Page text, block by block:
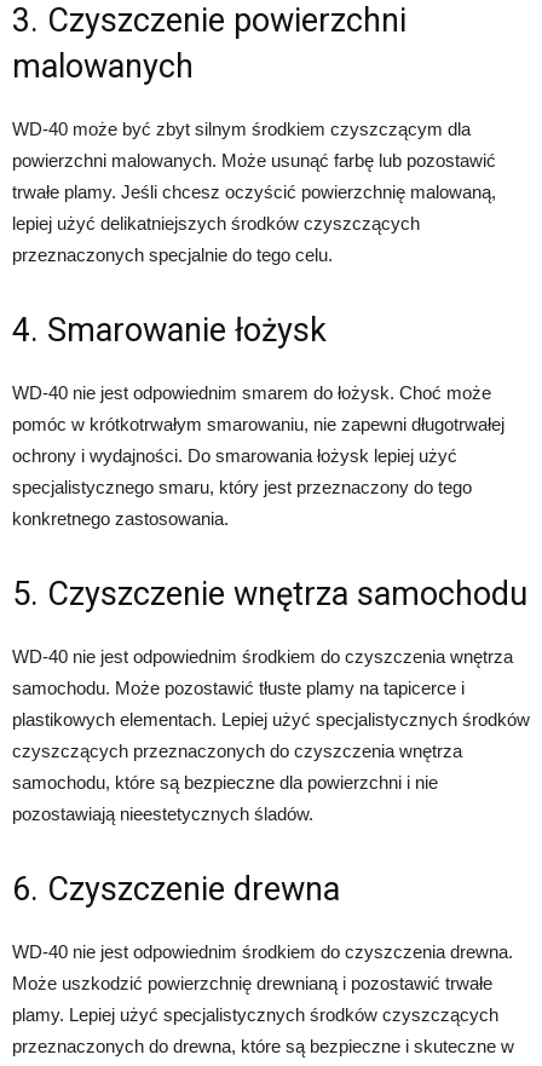
3. Czyszczenie powierzchni
malowanych
WD-40 może być zbyt silnym środkiem czyszczącym dla
powierzchni malowanych. Może usunąć farbę lub pozostawić
trwałe plamy. Jeśli chcesz oczyścić powierzchnię malowaną,
lepiej użyć delikatniejszych środków czyszczących
przeznaczonych specjalnie do tego celu.
4. Smarowanie łożysk
WD-40 nie jest odpowiednim smarem do łożysk. Choć może
pomóc w krótkotrwałym smarowaniu, nie zapewni długotrwałej
ochrony i wydajności. Do smarowania łożysk lepiej użyć
specjalistycznego smaru, który jest przeznaczony do tego
konkretnego zastosowania.
5. Czyszczenie wnętrza samochodu
WD-40 nie jest odpowiednim środkiem do czyszczenia wnętrza
samochodu. Może pozostawić tłuste plamy na tapicerce i
plastikowych elementach. Lepiej użyć specjalistycznych środków
czyszczących przeznaczonych do czyszczenia wnętrza
samochodu, które są bezpieczne dla powierzchni i nie
pozostawiają nieestetycznych śladów.
6. Czyszczenie drewna
WD-40 nie jest odpowiednim środkiem do czyszczenia drewna.
Może uszkodzić powierzchnię drewnianą i pozostawić trwałe
plamy. Lepiej użyć specjalistycznych środków czyszczących
przeznaczonych do drewna, które są bezpieczne i skuteczne w